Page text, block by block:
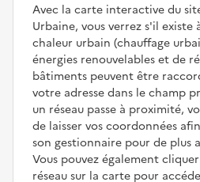
Avec la carte interactive du
Urbaine, vous verrez s'il existe
chaleur urbain (chauffage
énergies renouvelables et de
bâtiments peuvent être
votre adresse dans le champ
un réseau passe à proximité,
de laisser vos coordonnées
son gestionnaire pour de plus
Vous pouvez également
réseau sur la carte pour